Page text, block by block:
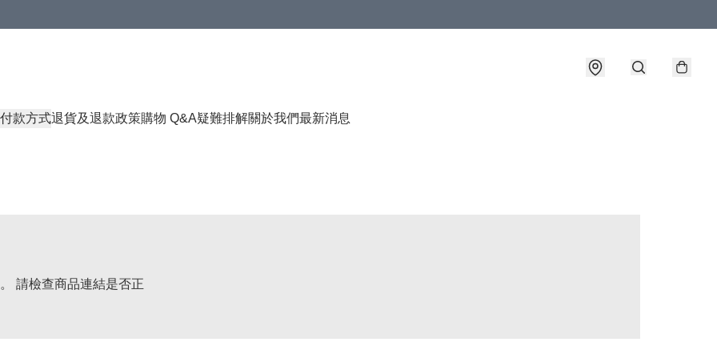
付款方式退貨及退款政策購物 Q&A疑難排解關於我們最新消息
請檢查商品連結是否正